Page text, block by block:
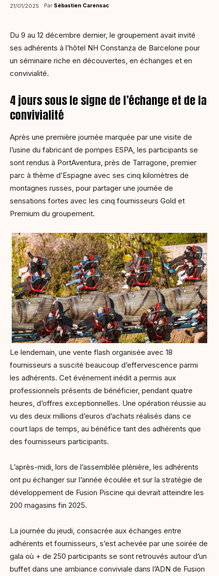
21/01/2025 Par Sébastien Carensac
Du 9 au 12 décembre dernier, le groupement avait invité
ses adhérents à l’hôtel NH Constanza de Barcelone pour
un séminaire riche en découvertes, en échanges et en
convivialité.
4 jours sous le signe de l’échange et de la
convivialité
Après une première journée marquée par une visite de
l’usine du fabricant de pompes ESPA, les participants se
sont rendus à PortAventura, près de Tarragone, premier
parc à thème d’Espagne avec ses cinq kilomètres de
montagnes russes, pour partager une journée de
sensations fortes avec les cinq fournisseurs Gold et
Premium du groupement.
Le lendemain, une vente flash organisée avec 18
fournisseurs a suscité beaucoup d’effervescence parmi
les adhérents. Cet événement inédit a permis aux
professionnels présents de bénéficier, pendant quatre
heures, d’offres exceptionnelles. Une opération réussie au
vu des deux millions d’euros d’achats réalisés dans ce
court laps de temps, au bénéfice tant des adhérents que
des fournisseurs participants.
L’après-midi, lors de l’assemblée plénière, les adhérents
ont pu échanger sur l’année écoulée et sur la stratégie de
développement de Fusion Piscine qui devrait atteindre les
200 magasins fin 2025.
La journée du jeudi, consacrée aux échanges entre
adhérents et fournisseurs, s’est achevée par une soirée de
gala où + de 250 participants se sont retrouvés autour d’un
buffet dans une ambiance conviviale dans l’ADN de Fusion